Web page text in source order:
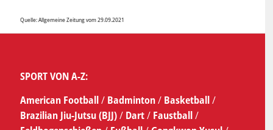
Quelle: Allgemeine Zeitung vom 29.09.2021
SPORT VON A-Z:
American Football/ Badminton/ Basketball/
Brazilian Jiu-Jutsu (BJJ)/ Dart/ Faustball/